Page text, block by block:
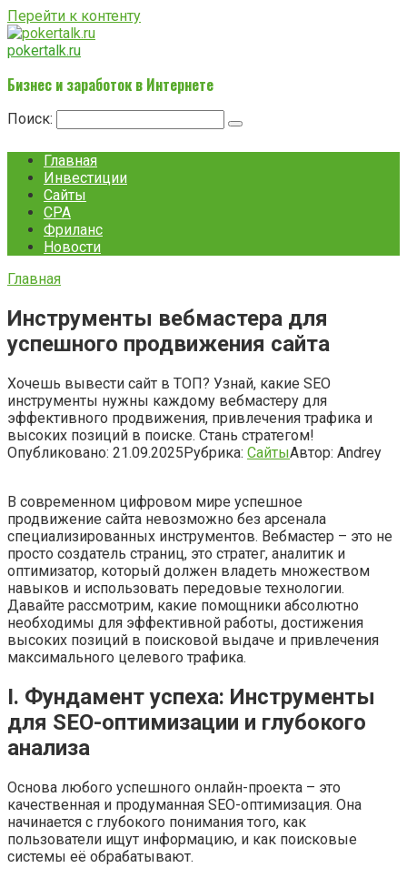
Перейти к контенту
pokertalk.ru
Бизнес и заработок в Интернете
Поиск:
Главная
Инвестиции
Сайты
CPA
Фриланс
Новости
Главная
Инструменты вебмастера для
успешного продвижения сайта
Хочешь вывести сайт в ТОП? Узнай, какие SEO
инструменты нужны каждому вебмастеру для
эффективного продвижения, привлечения трафика и
высоких позиций в поиске. Стань стратегом!
Опубликовано: 21.09.2025Рубрика: СайтыАвтор: Andrey
В современном цифровом мире успешное
продвижение сайта невозможно без арсенала
специализированных инструментов. Вебмастер – это не
просто создатель страниц, это стратег, аналитик и
оптимизатор, который должен владеть множеством
навыков и использовать передовые технологии.
Давайте рассмотрим, какие помощники абсолютно
необходимы для эффективной работы, достижения
высоких позиций в поисковой выдаче и привлечения
максимального целевого трафика.
I. Фундамент успеха: Инструменты
для SEO-оптимизации и глубокого
анализа
Основа любого успешного онлайн-проекта – это
качественная и продуманная SEO-оптимизация. Она
начинается с глубокого понимания того, как
пользователи ищут информацию, и как поисковые
системы её обрабатывают.